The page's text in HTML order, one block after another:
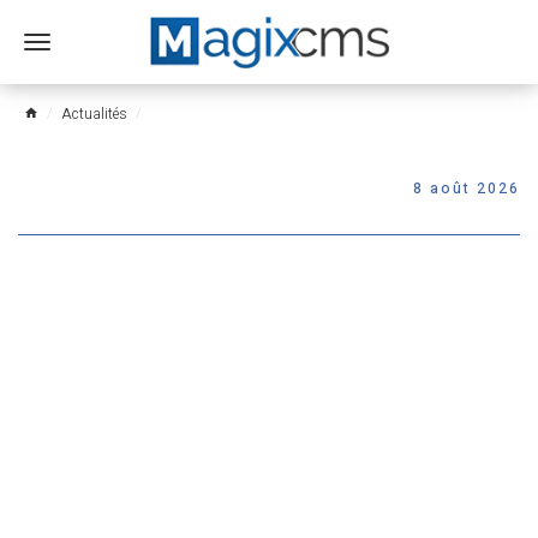
Ouvrir
menu
home Actualités
8 août 2026